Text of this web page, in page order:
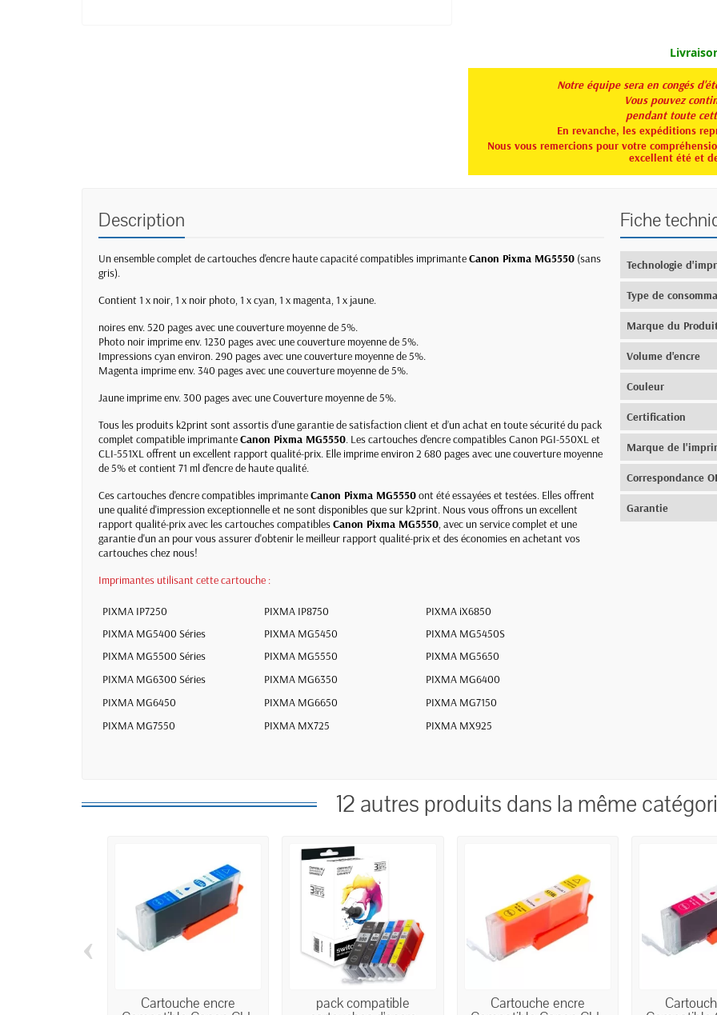
Notre équipe sera en congés
Vous pouvez
pendant toute
En revanche, les expéditions
Nous vous remercions pour votre
excellent été et
Description
Un ensemble complet de cartouches d'encre haute capacité compatibles imprimanteCanon Pixma MG5550 (sans
gris).
Contient 1 x noir, 1 x noir photo, 1 x cyan, 1 x magenta, 1 x jaune.
noires env. 520 pages avec une couverture moyenne de 5%.
Photo noir imprime env. 1230 pages avec une couverture moyenne de 5%.
Impressions cyan environ. 290 pages avec une couverture moyenne de 5%.
Magenta imprime env. 340 pages avec une couverture moyenne de 5%.
Jaune imprime env. 300 pages avec une Couverture moyenne de 5%.
Tous les produits k2print sont assortis d’une garantie de satisfaction client et d’un achat en toute sécurité du pack
complet compatible imprimanteCanon Pixma MG5550. Les cartouches d'encre compatibles Canon PGI-550XL et
CLI-551XL offrent un excellent rapport qualité-prix. Elle imprime environ 2 680 pages avec une couverture moyenne
de 5% et contient 71 ml d'encre de haute qualité.
Ces cartouches d'encre compatibles imprimanteCanon Pixma MG5550ont été essayées et testées. Elles offrent
une qualité d'impression exceptionnelle et ne sont disponibles que sur k2print. Nous vous offrons un excellent
rapport qualité-prix avec les cartouches compatiblesCanon Pixma MG5550, avec un service complet et une
garantie d'un an pour vous assurer d'obtenir le meilleur rapport qualité-prix et des économies en achetant vos
cartouches chez nous!
Imprimantes utilisant cette cartouche :
PIXMA IP7250 PIXMA IP8750
PIXMA iX6850
PIXMA MG5400 Séries
PIXMA MG5450
PIXMA MG5450S
PIXMA MG5500 Séries
PIXMA MG5550
PIXMA MG5650
PIXMA MG6300 Séries
PIXMA MG6350
PIXMA MG6400
PIXMA MG6450
PIXMA MG6650
PIXMA MG7150
PIXMA MG7550
PIXMA MX725 PIXMA MX925
Fiche
Technologie
Type de
Marque du
Volume d'encre
Couleur
Certification
Marque de
Correspondance
Garantie
12 autres produits dans la même
Cartouche encre pack compatible Cartouche encre
‹